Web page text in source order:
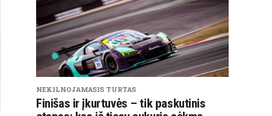
NEKILNOJAMASIS TURTAS
Finišas ir įkurtuvės – tik paskutinis